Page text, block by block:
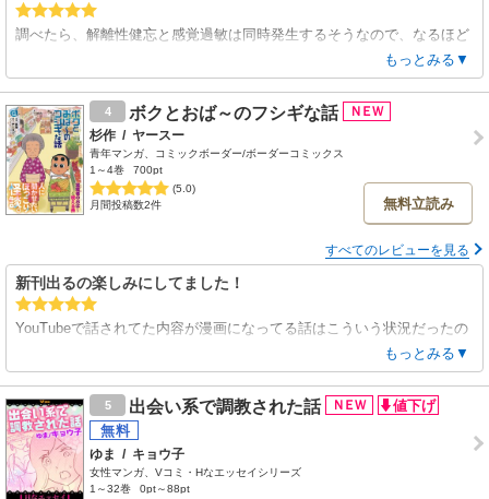
調べたら、解離性健忘と感覚過敏は同時発生するそうなので、なるほど
タオルの使い回しと家が汚いのと怒りっぽいのは、改善したほうがいい
親だっていっぱいいっぱいなので、無理だよね
お兄さんに同居させてもらえたら良いのではないかと思いました
絵柄からはわからないけど、お兄さんの歳が離れてるので、高齢出産の
お子さんだったりするのかな
息子さんからしたら、生活スタイルが同世代と違って、そういう部分で
もっとみる▼
4 ボクとおば～のフシギな話
杉作 / ヤースー
青年マンガ、コミックボーダー/ボーダーコミックス
1～4巻
700pt
(5.0)
月間投稿数2件
無料立読み
すべてのレビューを見る
新刊出るの楽しみにしてました！
YouTubeで話されてた内容が漫画になってる話はこういう状況だったの
おばけの絵も怖すぎないので寝る前に読んでも大丈夫でした。
これからも応援してます〜！
もっとみる▼
5 出会い系で調教された話
ゆま / キョウ子
女性マンガ、Vコミ・Hなエッセイシリーズ
1～32巻
0pt～88pt